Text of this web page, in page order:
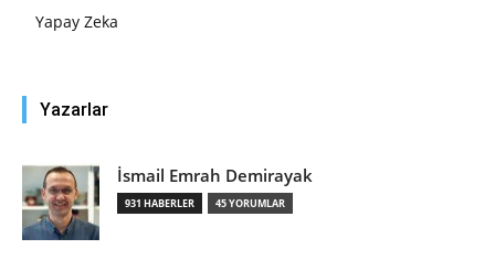
Yapay Zeka
Yazarlar
İsmail Emrah Demirayak
931 HABERLER 45 YORUMLAR